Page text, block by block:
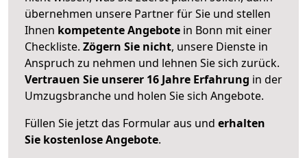
übernehmen unsere Partner für Sie und stellen
Ihnen kompetente Angebote in Bonn mit einer
Checkliste. Zögern Sie nicht, unsere Dienste in
Anspruch zu nehmen und lehnen Sie sich zurück.
Vertrauen Sie unserer 16 Jahre Erfahrung in der
Umzugsbranche und holen Sie sich Angebote.
Füllen Sie jetzt das Formular aus und erhalten
Sie kostenlose Angebote.